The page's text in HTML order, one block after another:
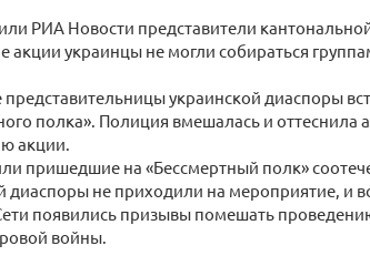
РИА Новости представители
акции украинцы не могли собираться
представительницы украинской диаспоры
полка». Полиция вмешалась и оттеснила
акции.
пришедшие на «Бессмертный полк»
диаспоры не приходили на мероприятие, и
появились призывы помешать
войны.